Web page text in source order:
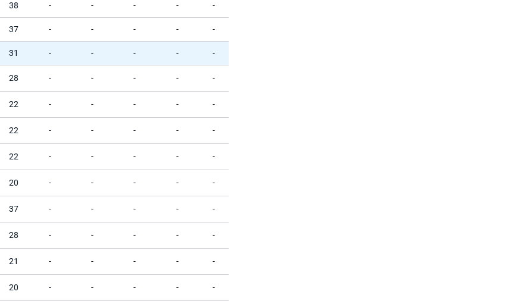
38 - - - - -
37 - - - - -
31 - - - - -
28 - - - - -
22 - - - - -
22 - - - - -
22 - - - - -
20 - - - - -
37 - - - - -
28 - - - - -
21 - - - - -
20 - - - - -